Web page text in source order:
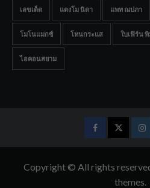
เลขเด็ด แตงโม นิดา แพท ณปภา
โมโนแมกซ์ โหนกระแส ใบเฟิร์น
ไอคอนสยาม
FacebookTwitter
Copyright © All rights
themes.